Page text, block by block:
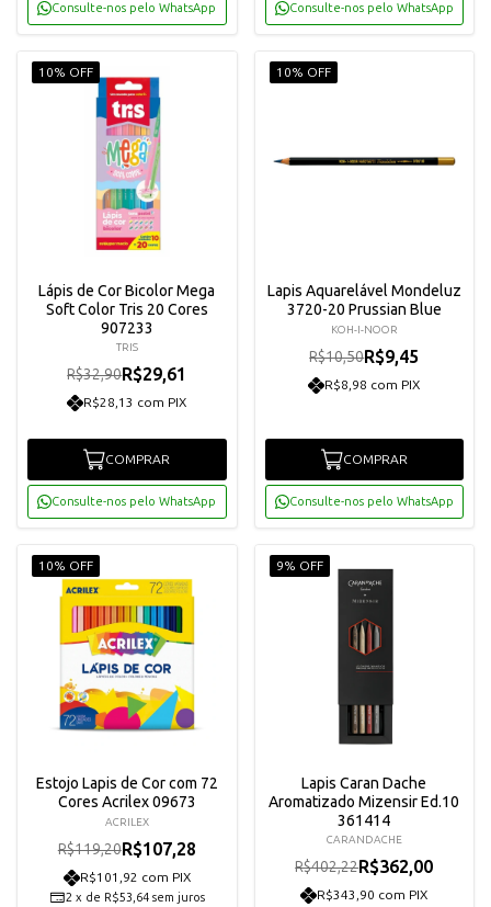
Consulte-nos pelo WhatsApp Consulte-nos pelo WhatsApp
10% OFF
Lápis de Cor Bicolor Mega
Soft Color Tris 20 Cores
907233
TRIS
R$32,90R$29,61
R$28,13 com PIX
COMPRAR
Consulte-nos pelo WhatsApp
10% OFF
Lapis Aquarelável Mondeluz
3720-20 Prussian Blue
KOH-I-NOOR
R$10,50R$9,45
R$8,98 com PIX
COMPRAR
Consulte-nos pelo WhatsApp
10% OFF
Estojo Lapis de Cor com 72
Cores Acrilex 09673
ACRILEX
R$119,20R$107,28
R$101,92 com PIX
2 x de R$53,64 sem juros
9% OFF
Lapis Caran Dache
Aromatizado Mizensir Ed.10
361414
CARANDACHE
R$402,22R$362,00
R$343,90 com PIX